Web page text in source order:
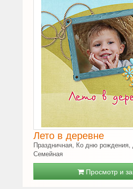
Лето в деревне
Праздничная, Ко дню рождения,
Семейная
Просмотр и